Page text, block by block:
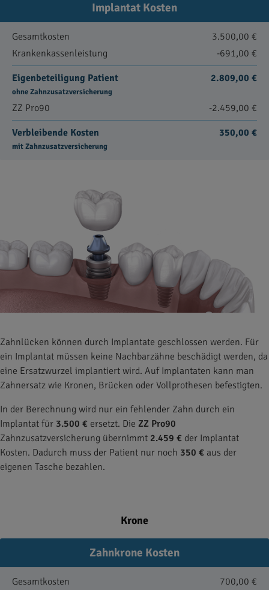
Implantat Kosten
Gesamtkosten
3.500,00 €
Krankenkassenleistung
-691,00 €
Eigenbeteiligung Patient
ohne Zahnzusatzversicherung
2.809,00 €
ZZ Pro90 -2.459,00 €
Verbleibende Kosten
mit Zahnzusatzversicherung
350,00 €
Zahnlücken können durch Implantate geschlossen werden. Für
ein Implantat müssen keine Nachbarzähne beschädigt werden, da
eine Ersatzwurzel implantiert wird. Auf Implantaten kann man
Zahnersatz wie Kronen, Brücken oder Vollprothesen befestigten.
In der Berechnung wird nur ein fehlender Zahn durch ein
Implantat für 3.500 € ersetzt. Die ZZ Pro90
Zahnzusatzversicherung übernimmt 2.459 € der Implantat
Kosten. Dadurch muss der Patient nur noch 350 € aus der
eigenen Tasche bezahlen.
Krone
Zahnkrone Kosten
Gesamtkosten
700,00 €